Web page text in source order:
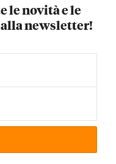
le novità e le
newsletter!